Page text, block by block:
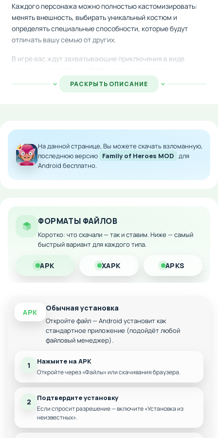
Каждого персонажа можно полностью кастомизировать:
менять внешность, выбирать уникальный костюм и
определять специальные способности, которые будут
отличать вашу семью от других.
В игре вас ждут захватывающие приключения в виде
Спасайте невинных граждан, сражайтесь с суперзлодеями
и выполняйте героические миссии. Разработчики
Скачайте модифицированную версию на Android и
насладитесь улучшенным контентом с расширенными
возможностями для создания и развития ваших героев.
Разнообразные боевые испытания и миссии
Система создания собственных сценариев
Уникальные способности для каждого
персонажа
Красочная графика и увлекательный геймплей
РАСКРЫТЬ ОПИСАНИЕ
На данной странице, Вы можете скачать взломанную,
последнюю версию Family of Heroes MOD для
Android бесплатно.
ФОРМАТЫ ФАЙЛОВ
Коротко: что скачали — так и ставим. Ниже — самый
быстрый вариант для каждого типа.
APK XAPK APKS
APK Обычная установка
Откройте файл — Android установит как
стандартное приложение (подойдёт любой
файловый менеджер).
1 Нажмите на APK
Откройте через «Файлы» или скачивания браузера.
2 Подтвердите установку
Если спросит разрешение — включите «Установка из
неизвестных».